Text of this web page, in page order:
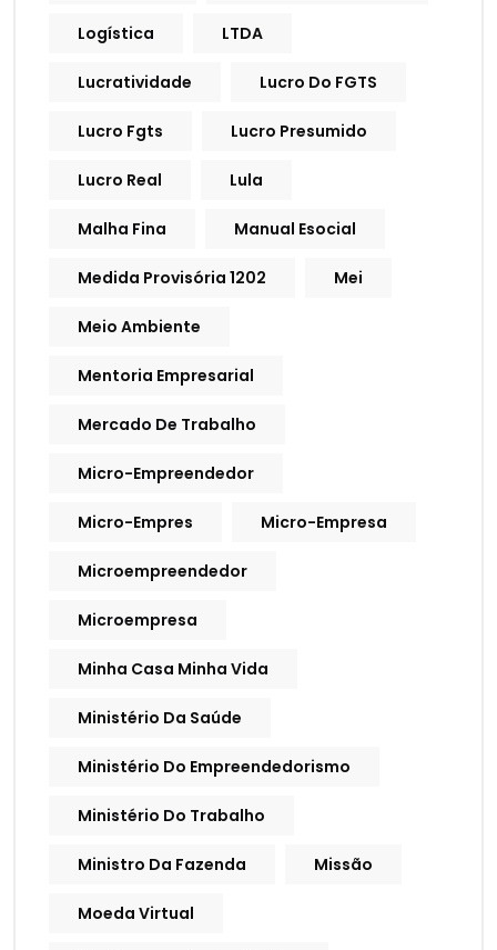
Logística LTDA
Lucratividade Lucro Do FGTS
Lucro Fgts Lucro Presumido
Lucro Real Lula
Malha Fina Manual Esocial
Medida Provisória 1202 Mei
Meio Ambiente
Mentoria Empresarial
Mercado De Trabalho
Micro-Empreendedor
Micro-Empres Micro-Empresa
Microempreendedor
Microempresa
Minha Casa Minha Vida
Ministério Da Saúde
Ministério Do Empreendedorismo
Ministério Do Trabalho
Ministro Da Fazenda Missão
Moeda Virtual